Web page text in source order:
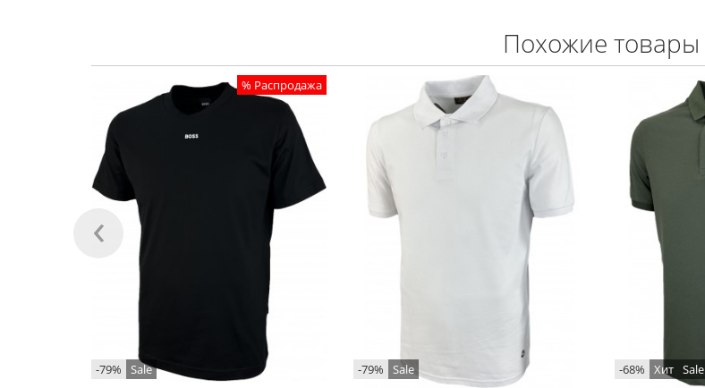
Похожие товары
% Распродажа
-79% Sale -79% Sale -68% Хит Sale
‹